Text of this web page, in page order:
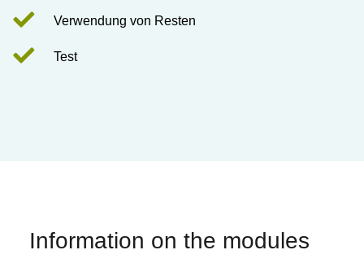
Verwendung von Resten
Test
Information on the modules